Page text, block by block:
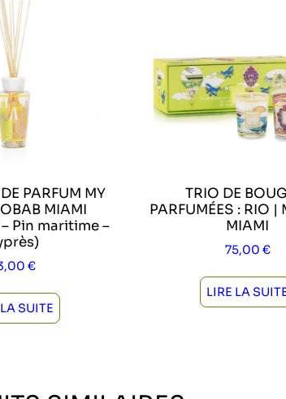
PARFUM MY
MIAMI
Pin maritime –
€
SUITE
TRIO DE
PARFUMÉES : RIO |
MIAMI
75,00 €
LIRE LA